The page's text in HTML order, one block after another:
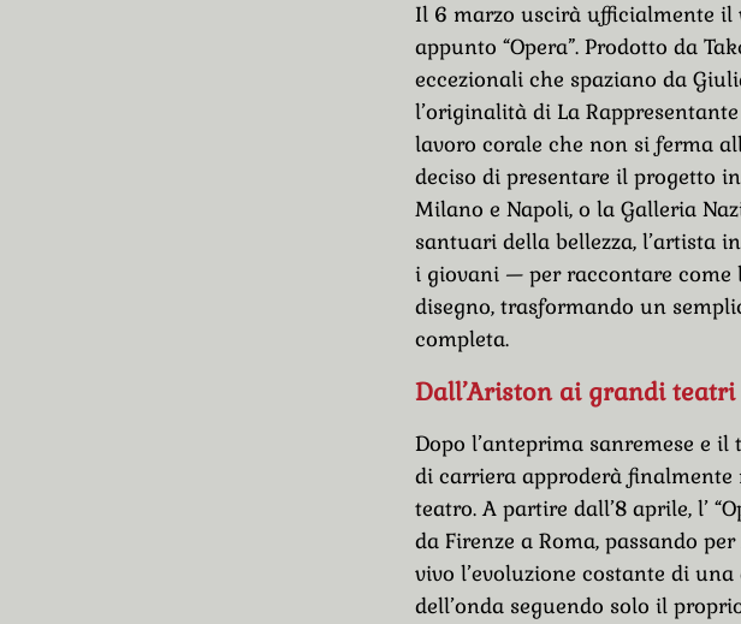
Il 6 marzo uscirà ufficialmente
appunto “Opera”. Prodotto da
eccezionali che spaziano da
l’originalità di La
lavoro corale che non si ferma
deciso di presentare il progetto
Milano e Napoli, o la Galleria
santuari della bellezza, l’artista
i giovani — per raccontare come
disegno, trasformando un
completa.
Dall’Ariston ai grandi
Dopo l’anteprima sanremese e
di carriera approderà
teatro. A partire dall’8 aprile, l’
da Firenze a Roma, passando
vivo l’evoluzione costante di
dell’onda seguendo solo il